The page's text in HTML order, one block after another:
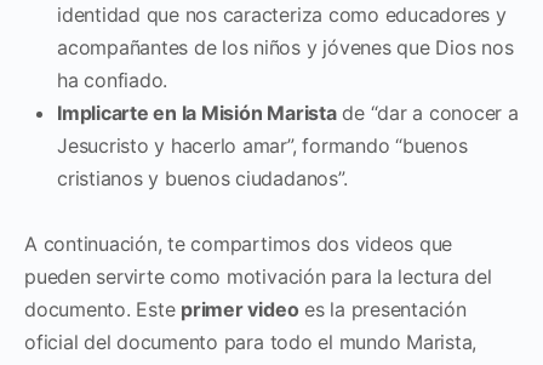
identidad que nos caracteriza como educadores y
acompañantes de los niños y jóvenes que Dios nos
ha confiado.
Implicarte en la Misión Maristade “dar a conocer a
Jesucristo y hacerlo amar”, formando “buenos
cristianos y buenos ciudadanos”.
A continuación, te compartimos dos videos que
pueden servirte como motivación para la lectura del
documento. Este primer video es la presentación
oficial del documento para todo el mundo Marista,